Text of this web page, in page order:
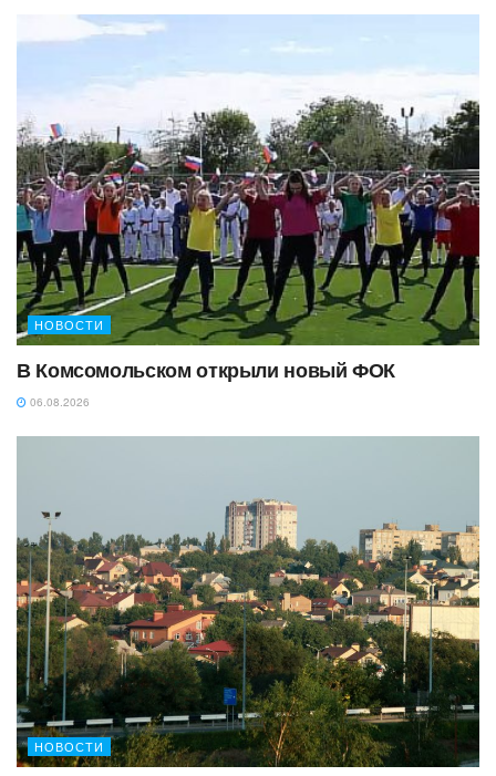
НОВОСТИ
В Комсомольском открыли новый ФОК
06.08.2026
НОВОСТИ